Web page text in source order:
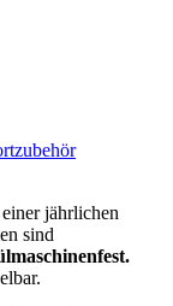
jährlichen
sind